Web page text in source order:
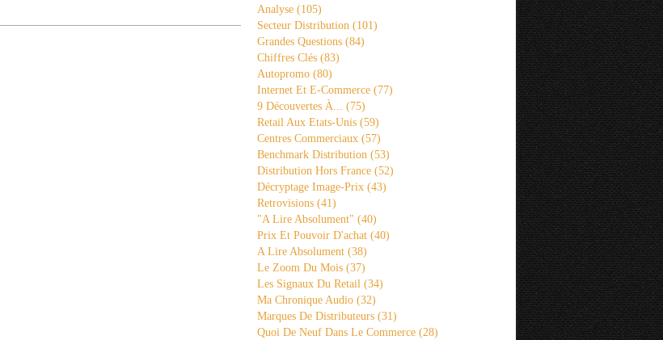
Analyse (105)
Secteur Distribution (101)
Grandes Questions (84)
Chiffres Clés (83)
Autopromo (80)
Internet Et E-Commerce (77)
9 Découvertes À... (75)
Retail Aux Etats-Unis (59)
Centres Commerciaux (57)
Benchmark Distribution (53)
Distribution Hors France (52)
Décryptage Image-Prix (43)
Retrovisions (41)
"a Lire Absolument" (40)
Prix Et Pouvoir D'achat (40)
A Lire Absolument (38)
Le Zoom Du Mois (37)
Les Signaux Du Retail (34)
Ma Chronique Audio (32)
Marques De Distributeurs (31)
Quoi De Neuf Dans Le Commerce (28)